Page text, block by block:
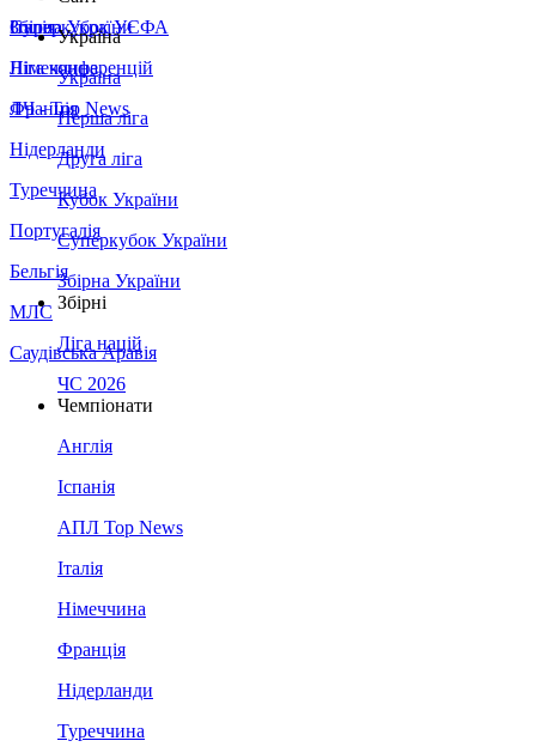
Збірна України
Італія
Німеччина
Франція
Нідерланди
Туреччина
Португалія
Бельгія
МЛС
Саудівська Аравія
Суперкубок УЄФА
Ліга конференцій
ЛЧ - Top News
Україна
Україна
Перша ліга
Друга ліга
Кубок України
Суперкубок України
Збірна України
Збірні
Ліга націй
ЧС 2026
Чемпіонати
Англія
Іспанія
АПЛ Top News
Італія
Німеччина
Франція
Нідерланди
Туреччина